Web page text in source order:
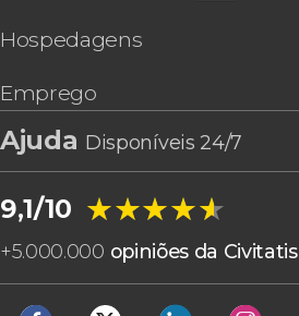
Hospedagens
Emprego
Ajuda Disponíveis 24/7
9,1/10 ★★★★★
★★★★★
+5.000.000 opiniões da Civitatis